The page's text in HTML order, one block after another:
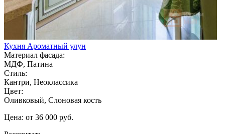
Кухня Ароматный улун
Материал фасада:
МДФ, Патина
Стиль:
Кантри, Неоклассика
Цвет:
Оливковый, Слоновая кость
Цена: от 36 000 руб.